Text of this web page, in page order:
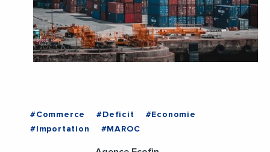
#Commerce #Deficit
#Economie
#Importation
#MAROC